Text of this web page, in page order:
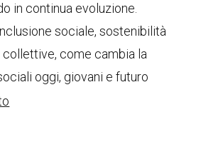
in continua evoluzione.
sociale, sostenibilità
come cambia la
oggi, giovani e futuro